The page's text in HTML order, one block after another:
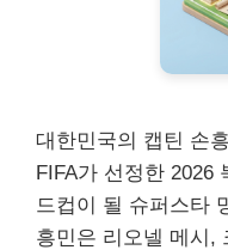
대한민국의 캡틴 손
FIFA가 선정한 2026
드컵이 될 슈퍼스타
흥민은 리오넬 메시,